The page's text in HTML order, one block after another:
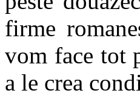
firme
vom face tot
a le crea